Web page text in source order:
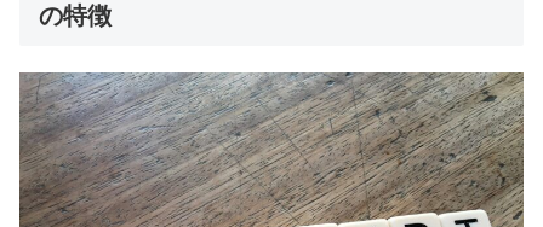
の特徴